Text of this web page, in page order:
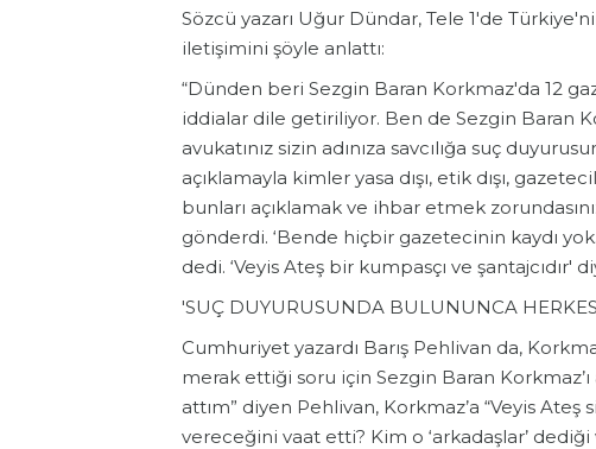
Sözcü yazarı Uğur Dündar, Tele 1'de
iletişimini şöyle anlattı:
“Dünden beri Sezgin Baran Korkmaz'da 12
iddialar dile getiriliyor. Ben de Sezgin Baran
avukatınız sizin adınıza savcılığa suç
açıklamayla kimler yasa dışı, etik dışı,
bunları açıklamak ve ihbar etmek
gönderdi. ‘Bende hiçbir gazetecinin kaydı
dedi. ‘Veyis Ateş bir kumpasçı ve şantajcıdır'
'SUÇ DUYURUSUNDA BULUNUNCA
Cumhuriyet yazardı Barış Pehlivan da,
merak ettiği soru için Sezgin Baran
attım” diyen Pehlivan, Korkmaz’a “Veyis
vereceğini vaat etti? Kim o ‘arkadaşlar’